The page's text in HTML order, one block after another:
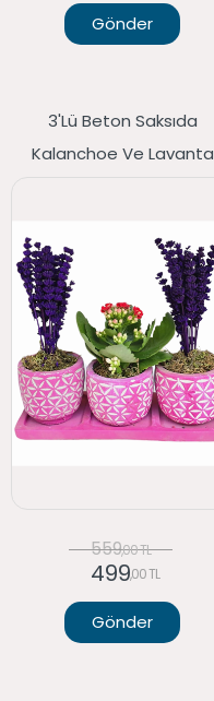
Gönder
3'lü Beton Saksıda
Kalanchoe Ve Lavanta
559,00 TL
499,00 TL
Gönder